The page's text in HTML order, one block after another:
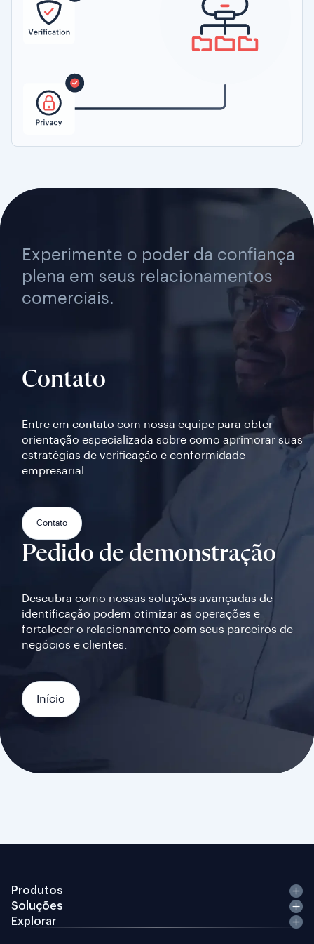
Experimente o poder da confiança
plena em seus relacionamentos
comerciais.
Contato
Entre em contato com nossa equipe para obter
orientação especializada sobre como aprimorar suas
estratégias de verificação e conformidade
empresarial.
Contato
Pedido de demonstração
Descubra como nossas soluções avançadas de
identificação podem otimizar as operações e
fortalecer o relacionamento com seus parceiros de
negócios e clientes.
Início
Produtos
Soluções
Explorar